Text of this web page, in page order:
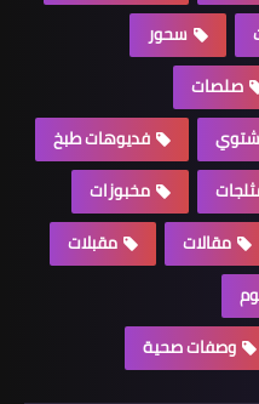
سحور
صلصات
فديوهات طبخ
مخبوزات
مقالات
مقبلات
وصفات صحية